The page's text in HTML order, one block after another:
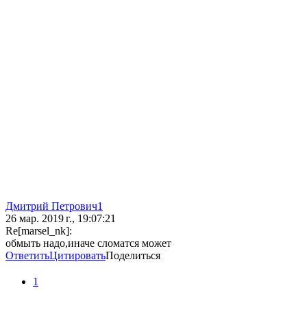
Дмитрий Петрович1
26 мар. 2019 г., 19:07:21
Re[marsel_nk]:
обмыть надо,иначе сломатся может
ОтветитьЦитироватьПоделиться
1